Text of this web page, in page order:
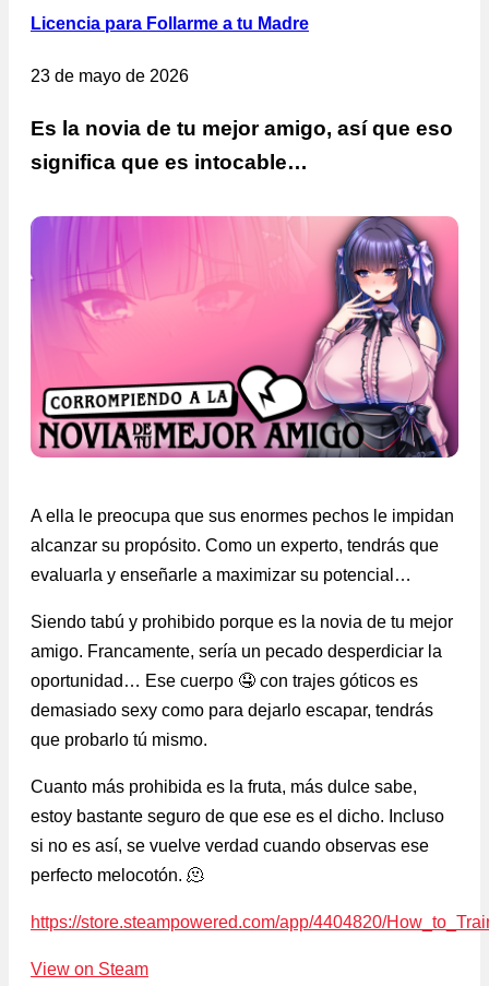
Licencia para Follarme a tu Madre
23 de mayo de 2026
Es la novia de tu mejor amigo, así que eso
significa que es intocable…
A ella le preocupa que sus enormes pechos le impidan
alcanzar su propósito. Como un experto, tendrás que
evaluarla y enseñarle a maximizar su potencial…
Siendo tabú y prohibido porque es la novia de tu mejor
amigo. Francamente, sería un pecado desperdiciar la
oportunidad… Ese cuerpo 🤤 con trajes góticos es
demasiado sexy como para dejarlo escapar, tendrás
que probarlo tú mismo.
Cuanto más prohibida es la fruta, más dulce sabe,
estoy bastante seguro de que ese es el dicho. Incluso
si no es así, se vuelve verdad cuando observas ese
perfecto melocotón. 🫠
https://store.steampowered.com/app/4404820/
View on Steam